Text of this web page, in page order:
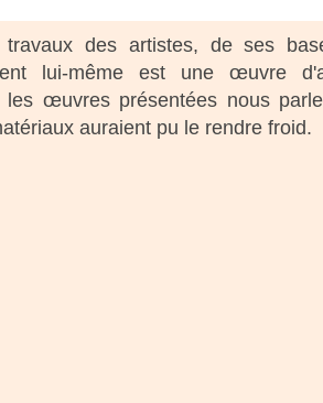
des artistes, de ses
lui-même est une œuvre
œuvres présentées nous
auraient pu le rendre froid.